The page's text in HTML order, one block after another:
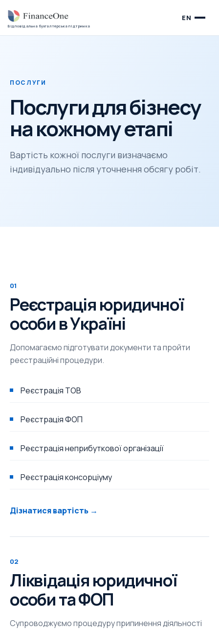
Відповідальна бухгалтерська підтримка
EN
ПОСЛУГИ
Послуги для бізнесу
на кожному етапі
Вартість кожної послуги визначаємо
індивідуально після уточнення обсягу робіт.
01
Реєстрація юридичної
особи в Україні
Допомагаємо підготувати документи та пройти
реєстраційні процедури.
Реєстрація ТОВ
Реєстрація ФОП
Реєстрація неприбуткової організації
Реєстрація консорціуму
Дізнатися вартість →
02
Ліквідація юридичної
особи та ФОП
Супроводжуємо процедуру припинення діяльності